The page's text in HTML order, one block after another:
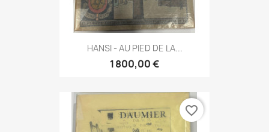
HANSI - AU PIED DE LA...
1 800,00 €
favorite_border